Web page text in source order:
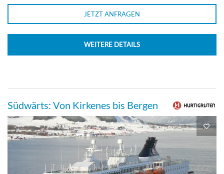
JETZT ANFRAGEN
WEITERE DETAILS
Südwärts: Von Kirkenes bis Bergen